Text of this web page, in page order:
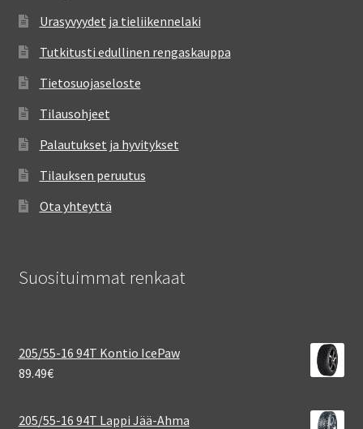
Urasyvyydet ja tieliikennelaki
Tutkitusti edullinen rengaskauppa
Tietosuojaseloste
Tilausohjeet
Palautukset ja hyvitykset
Tilauksen peruutus
Ota yhteyttä
Suosituimmat renkaat
205/55-16 94T Kontio IcePaw
89.49€
205/55-16 94T Lappi Jää-Ahma